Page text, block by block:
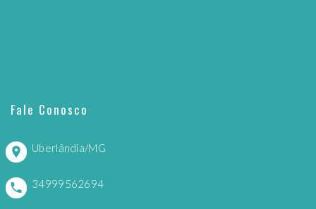
Fale Conosco
Uberlândia/MG
34999562694